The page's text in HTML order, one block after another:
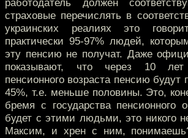
работодатель должен
страховые перечислять в
украинских реалиях это
практически 95-97% людей,
эту пенсию не получат. Даже
показывают, что через 10
пенсионного возраста пенсию будут
45%, т.е. меньше половины. Это,
бремя с государства пенсионного
будет с этими людьми, это никого
Максим, и хрен с ним,